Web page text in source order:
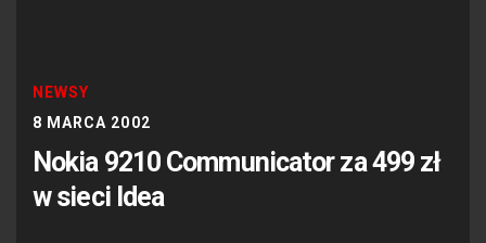
NEWSY
8 MARCA 2002
Nokia 9210 Communicator za 499 zł
w sieci Idea